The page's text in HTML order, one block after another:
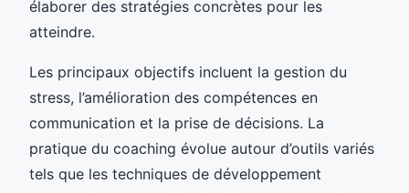
élaborer des stratégies concrètes pour les
atteindre.
Les principaux objectifs incluent la gestion du
stress, l’amélioration des compétences en
communication et la prise de décisions. La
pratique du coaching évolue autour d’outils variés
tels que les techniques de développement